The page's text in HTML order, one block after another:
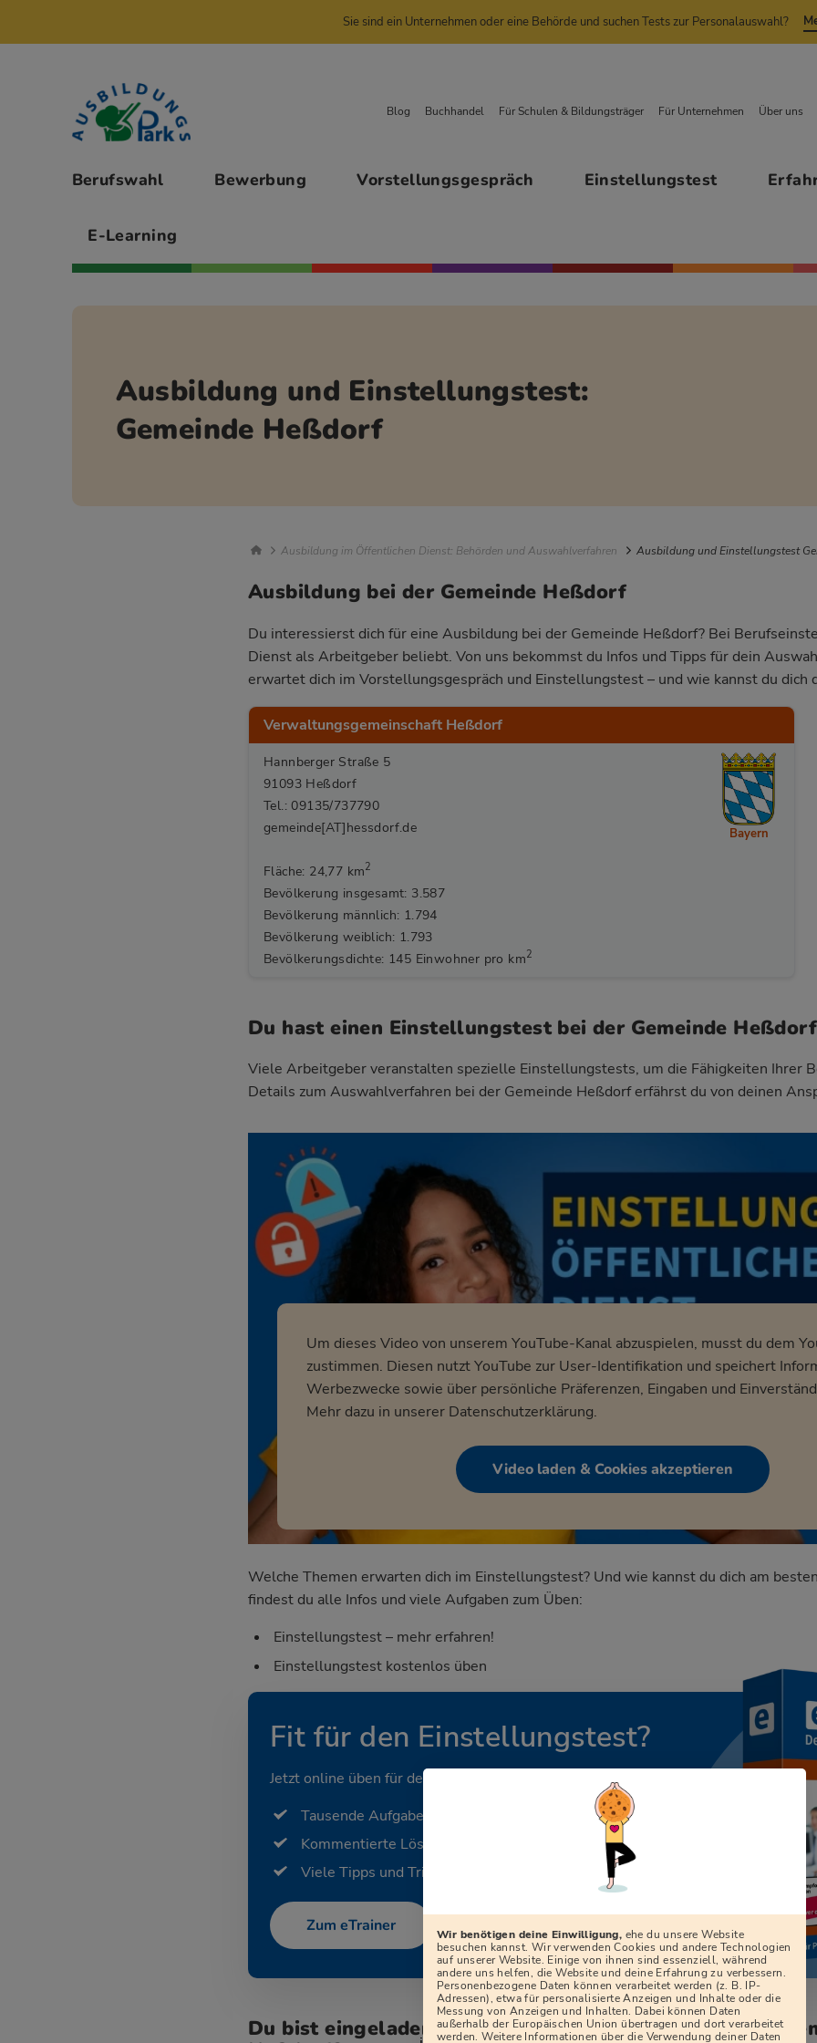
Sie sind ein Unternehmen oder eine Behörde und suchen Tests zur Personalauswahl?
Berufswahl Bewerbung Vorstellungsgespräch Einstellungstest
E-Learning
Blog Buchhandel Für Schulen & Bildungsträger Für Unternehmen Über uns
Ausbildung und Einstellungstest:
Gemeinde Heßdorf
Breadcrumb Navigation
Ausbildung im Öffentlichen Dienst: Behörden und Auswahlverfahren Ausbildung und Einstellungstest
Ausbildung bei der Gemeinde Heßdorf
Du interessierst dich für eine Ausbildung bei der Gemeinde Heßdorf? Bei
Dienst als Arbeitgeber beliebt. Von uns bekommst du Infos und Tipps für dein
erwartet dich im Vorstellungsgespräch und Einstellungstest – und wie kannst du dich
Verwaltungsgemeinschaft Heßdorf
Hannberger Straße 5
91093 Heßdorf
Tel.: 09135/737790
gemeinde[AT]hessdorf.de
Fläche: 24,77 km2
Bevölkerung insgesamt: 3.587
Bevölkerung männlich: 1.794
Bevölkerung weiblich: 1.793
Bevölkerungsdichte: 145 Einwohner pro km2
Bayern
Du hast einen Einstellungstest bei der Gemeinde
Viele Arbeitgeber veranstalten spezielle Einstellungstests, um die Fähigkeiten Ihrer
Details zum Auswahlverfahren bei der Gemeinde Heßdorferfährst du von deinen
Um dieses Video von unserem YouTube-Kanal abzuspielen, musst du dem
zustimmen. Diesen nutzt YouTube zur User-Identifikation und speichert
Werbezwecke sowie über persönliche Präferenzen, Eingaben und
Mehr dazu in unserer Datenschutzerklärung.
Video laden & Cookies akzeptieren
Welche Themen erwarten dich im Einstellungstest? Und wie kannst du dich am
findest du alle Infos und viele Aufgaben zum Üben:
Einstellungstest – mehr erfahren!
Einstellungstest kostenlos üben
Fit für den Einstellungstest?
Jetzt online üben für deinen Beruf.
Tausende Aufgaben
Kommentierte Lösungen
Viele Tipps und Tricks
Zum eTrainer
Du bist eingeladen zum Vorstellungsgespräch bei der
Wir benötigen deine Einwilligung, ehe du unsere Website
besuchen kannst. Wir verwenden Cookies und andere Technologien
auf unserer Website. Einige von ihnen sind essenziell, während
andere uns helfen, die Website und deine Erfahrung zu verbessern.
Personenbezogene Daten können verarbeitet werden (z. B. IP-
Adressen), etwa für personalisierte Anzeigen und Inhalte oder die
Messung von Anzeigen und Inhalten. Dabei können Daten
außerhalb der Europäischen Union übertragen und dort verarbeitet
werden. Weitere Informationen über die Verwendung deiner Daten